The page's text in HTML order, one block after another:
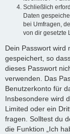
Schließlich
Daten
bei Umfragen,
von dir gesetzte
Dein Passwort wird
gespeichert, so
dieses Passwort
verwenden. Das
Benutzerkonto für
Insbesondere wird
Limited oder ein
fragen. Solltest du
die Funktion „Ich